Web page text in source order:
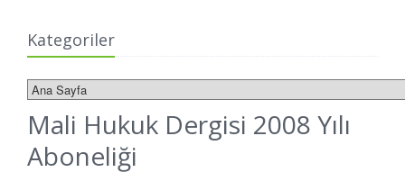
Kategoriler
Mali Hukuk Dergisi 2008 Yılı
Aboneliği